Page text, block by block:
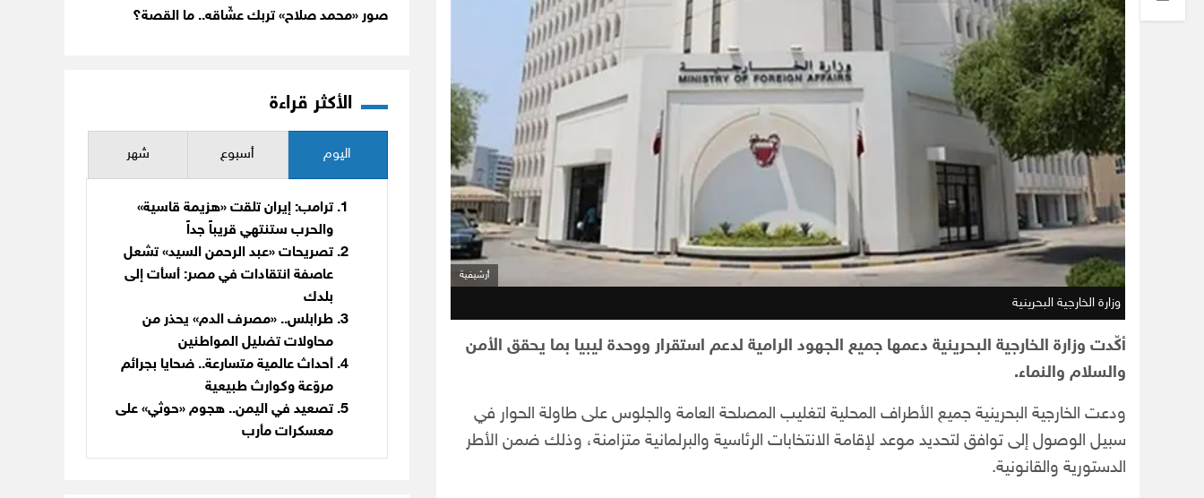
أرشيفية
وزارة الخارجية البحرينية
أكّدت وزارة الخارجية البحرينية دعمها جميع الجهود الرامية لدعم استقرار ووحدة ليبيا بما يحقق الأمن
والسلام والنماء.
ودعت الخارجية البحرينية جميع الأطراف المحلية لتغليب المصلحة العامة والجلوس على طاولة الحوار في
سبيل الوصول إلى توافق لتحديد موعد لإقامة الانتخابات الرئاسية والبرلمانية متزامنة، وذلك ضمن الأطر
الدستورية والقانونية.
صور «محمد صلاح» تربك عشّاقه.. ما القصة؟
الأكثر قراءة
اليوم أسبوع شهر
ترامب: إيران تلقت «هزيمة قاسية»
والحرب ستنتهي قريباً جداً
تصريحات «عبد الرحمن السيد» تشعل
عاصفة انتقادات في مصر: أسأت إلى
بلدك
طرابلس.. «مصرف الدم» يحذر من
محاولات تضليل المواطنين
أحداث عالمية متسارعة.. ضحايا بجرائم
مروّعة وكوارث طبيعية
تصعيد في اليمن.. هجوم «حوثي» على
معسكرات مأرب